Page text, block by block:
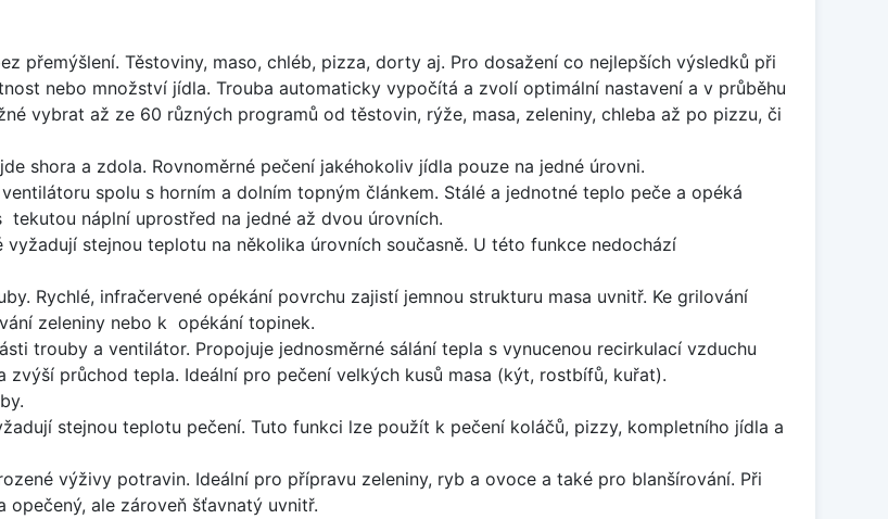
přemýšlení. Těstoviny, maso, chléb, pizza, dorty aj. Pro dosažení co nejlepších výsledků při
nebo množství jídla. Trouba automaticky vypočítá a zvolí optimální nastavení a v průběhu
vybrat až ze 60 různých programů od těstovin, rýže, masa, zeleniny, chleba až po pizzu, či
shora a zdola. Rovnoměrné pečení jakéhokoliv jídla pouze na jedné úrovni.
spolu s horním a dolním topným článkem. Stálé a jednotné teplo peče a opéká
náplní uprostřed na jedné až dvou úrovních.
stejnou teplotu na několika úrovních současně. U této funkce nedochází
Rychlé, infračervené opékání povrchu zajistí jemnou strukturu masa uvnitř. Ke grilování
zeleniny nebo k opékání topinek.
trouby a ventilátor. Propojuje jednosměrné sálání tepla s vynucenou recirkulací vzduchu
průchod tepla. Ideální pro pečení velkých kusů masa (kýt, rostbífů, kuřat).
stejnou teplotu pečení. Tuto funkci lze použít k pečení koláčů, pizzy, kompletního jídla a
výživy potravin. Ideální pro přípravu zeleniny, ryb a ovoce a také pro blanšírování. Při
ale zároveň šťavnatý uvnitř.